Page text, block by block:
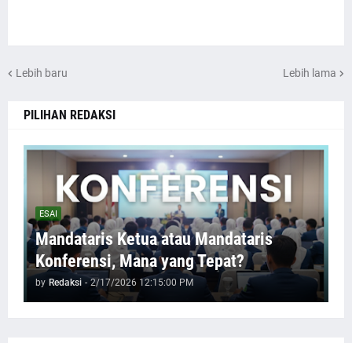
Lebih baru Lebih lama
PILIHAN REDAKSI
ESAI
Mandataris Ketua atau Mandataris
Konferensi, Mana yang Tepat?
by Redaksi - 2/17/2026 12:15:00 PM